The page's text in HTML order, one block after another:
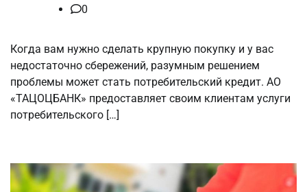
0
Когда вам нужно сделать крупную покупку и у вас
недостаточно сбережений, разумным решением
проблемы может стать потребительский кредит. АО
«ТАЦОЦБАНК» предоставляет своим клиентам услуги
потребительского […]